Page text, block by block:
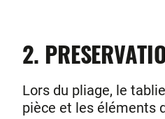
2.
Lors du pliage, le
pièce et les éléments